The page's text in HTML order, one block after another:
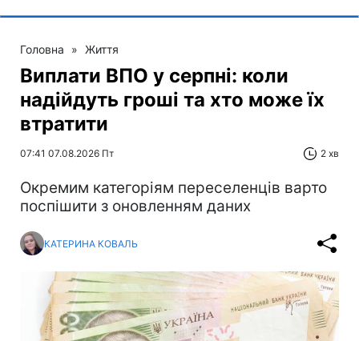
Головна » Життя
Виплати ВПО у серпні: коли
надійдуть гроші та хто може їх
втратити
07:41 07.08.2026 Пт 2 хв
Окремим категоріям переселенців варто
поспішити з оновленням даних
КАТЕРИНА КОВАЛЬ